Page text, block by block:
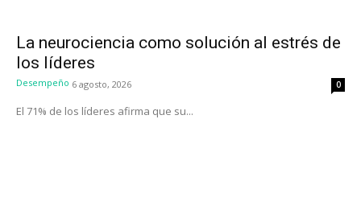
La neurociencia como solución al estrés de
los líderes
Desempeño 6 agosto, 2026 0
El 71% de los líderes afirma que su...